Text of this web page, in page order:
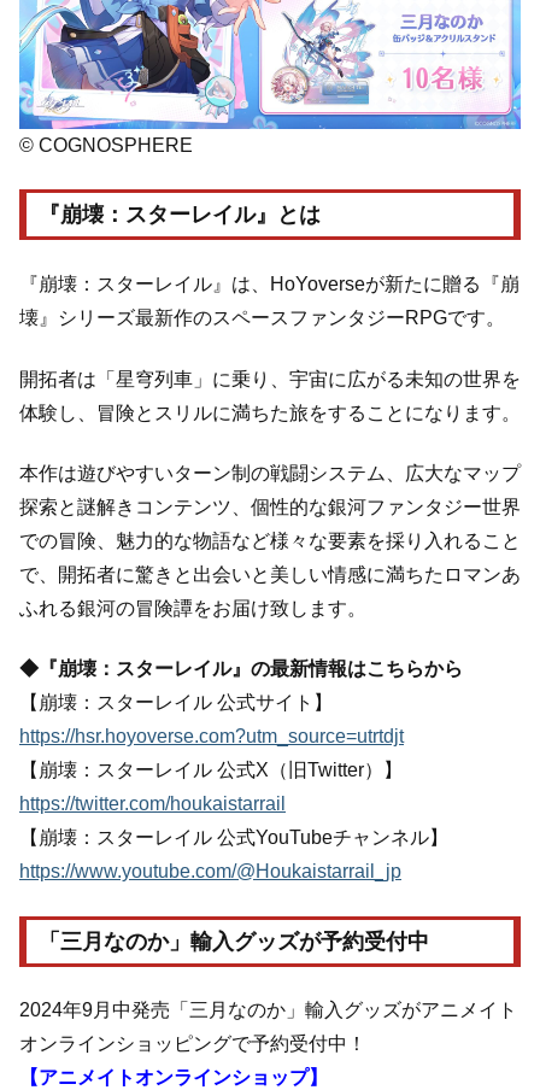
© COGNOSPHERE
『崩壊：スターレイル』とは
『崩壊：スターレイル』は、HoYoverseが新たに贈る『崩
壊』シリーズ最新作のスペースファンタジーRPGです。
開拓者は「星穹列車」に乗り、宇宙に広がる未知の世界を
体験し、冒険とスリルに満ちた旅をすることになります。
本作は遊びやすいターン制の戦闘システム、広大なマップ
探索と謎解きコンテンツ、個性的な銀河ファンタジー世界
での冒険、魅力的な物語など様々な要素を採り入れること
で、開拓者に驚きと出会いと美しい情感に満ちたロマンあ
ふれる銀河の冒険譚をお届け致します。
◆『崩壊：スターレイル』の最新情報はこちらから
【崩壊：スターレイル 公式サイト】
https://hsr.hoyoverse.com?utm_source=utrtdjt
【崩壊：スターレイル 公式X（旧Twitter）】
https://twitter.com/houkaistarrail
【崩壊：スターレイル 公式YouTubeチャンネル】
https://www.youtube.com/@Houkaistarrail_jp
「三月なのか」輸入グッズが予約受付中
2024年9月中発売「三月なのか」輸入グッズがアニメイト
オンラインショッピングで予約受付中！
【アニメイトオンラインショップ】